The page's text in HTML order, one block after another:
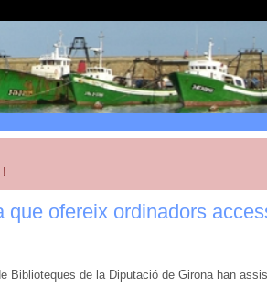
!
ofereix ordinadors
Biblioteques de la Diputació de Girona han